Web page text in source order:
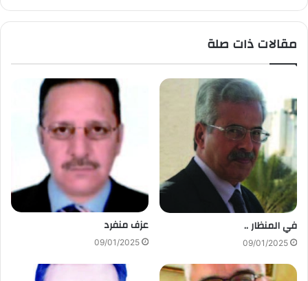
مقالات ذات صلة
في المنظار ..
09/01/2025
عزف منفرد
09/01/2025